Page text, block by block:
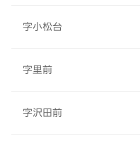
字小松台
字里前
字沢田前